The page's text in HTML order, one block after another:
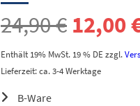
24,90€
Preis
12,00
Enthält 19% MwSt. 19 % DE zzgl.
Lieferzeit: ca. 3-4 Werktage
B-Ware